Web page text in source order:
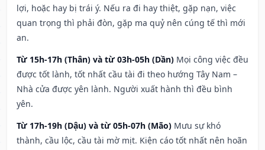
lợi, hoặc hay bị trái ý. Nếu ra đi hay thiệt, gặp nạn, việc
quan trọng thì phải đòn, gặp ma quỷ nên cúng tế thì mới
an.
Từ 15h-17h (Thân) và từ 03h-05h (Dần) Mọi công việc đều
được tốt lành, tốt nhất cầu tài đi theo hướng Tây Nam –
Nhà cửa được yên lành. Người xuất hành thì đều bình
yên.
Từ 17h-19h (Dậu) và từ 05h-07h (Mão) Mưu sự khó
thành, cầu lộc, cầu tài mờ mịt. Kiện cáo tốt nhất nên hoãn